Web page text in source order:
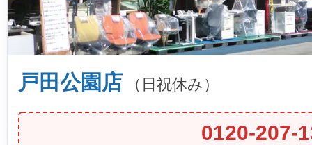
戸田公園店 （日祝休み）
0120-207-